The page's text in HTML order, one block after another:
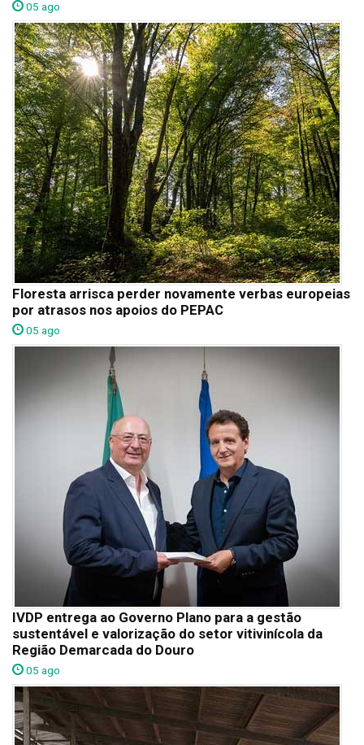
05 ago
Floresta arrisca perder novamente verbas europeias
por atrasos nos apoios do PEPAC
05 ago
IVDP entrega ao Governo Plano para a gestão
sustentável e valorização do setor vitivinícola da
Região Demarcada do Douro
05 ago